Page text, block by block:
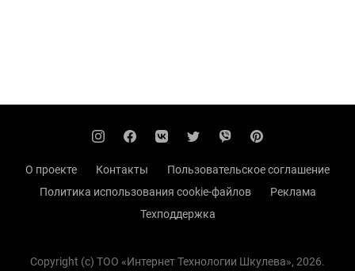
О проекте Контакты
Пользовательское соглашение
Политика использования cookie-файлов
Реклама
Техподдержка
Copyright (с) TOO «Интернет Технологии Шкулева», 2026.